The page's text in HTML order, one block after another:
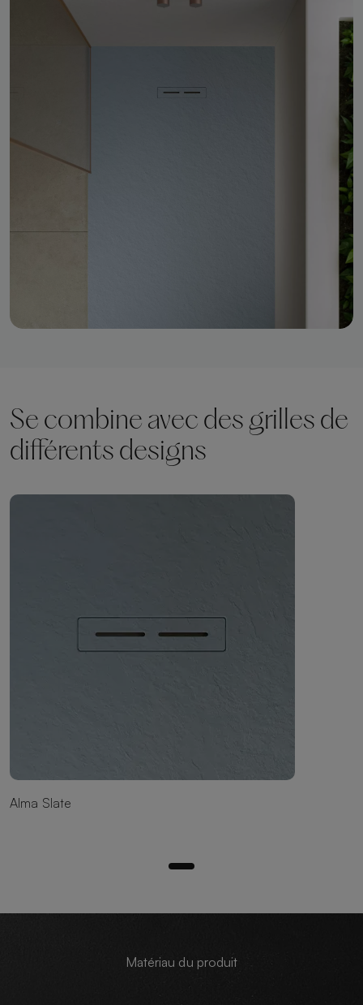
Se combine avec des grilles de
différents designs
Alma Slate
Matériau du produit